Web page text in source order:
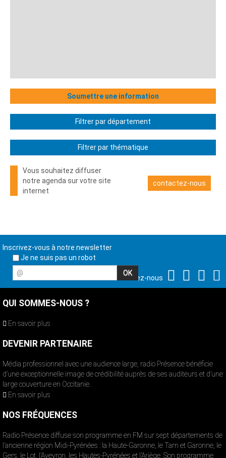
Soumettre une information
Filtrer par département
Filtrer par thématique
Vous souhaitez diffuser
notre agenda sur votre site
internet
contactez-nous
Inscrivez-vous à notre newsletter
Je ne suis pas un robot
@
Suivez-nous
QUI SOMMES-NOUS ?
En savoir plus
DEVENIR PARTENAIRE
Média professionnel avec une audience large, radio Présence bénéficie
d’une exceptionnelle image de crédibilité auprès de ses auditeurs et d’une
large couverture en Occitanie.
En savoir plus
NOS FRÉQUENCES
Radio Présence diffuse son programme en FM sur sept départements de
l’ancienne région Midi-Pyrénées : la Haute-Garonne, le Tarn et Garonne, le
Gers, le Lot, l’Aveyron, les Hautes-Pyrénées et l’Ariège. Son programme